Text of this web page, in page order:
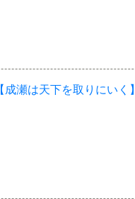
【成瀬は天下を取りにいく】